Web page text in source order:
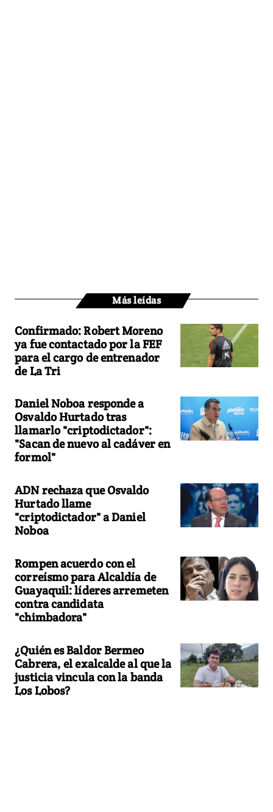
Más leídas
Confirmado: Robert Moreno
ya fue contactado por la FEF
para el cargo de entrenador
de La Tri
Daniel Noboa responde a
Osvaldo Hurtado tras
llamarlo "criptodictador":
"Sacan de nuevo al cadáver en
formol"
ADN rechaza que Osvaldo
Hurtado llame
"criptodictador" a Daniel
Noboa
Rompen acuerdo con el
correísmo para Alcaldía de
Guayaquil: líderes arremeten
contra candidata
"chimbadora"
¿Quién es Baldor Bermeo
Cabrera, el exalcalde al que la
justicia vincula con la banda
Los Lobos?